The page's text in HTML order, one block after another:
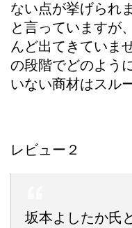
ない点が挙げられ
と言っていますが
んど出てきていま
の段階でどのよう
いない商材はスル
レビュー２
坂本よしたか氏